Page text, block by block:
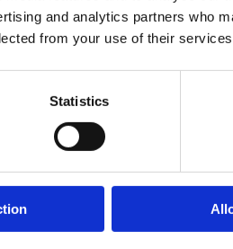
and analytics partners who
from your use of their
Statistics
kan man
vid
den som simmar,
gäller ifall